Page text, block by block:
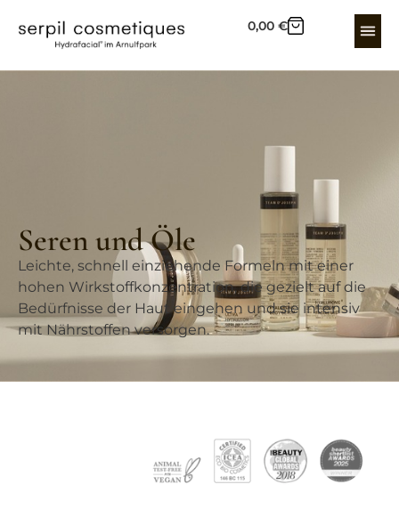
0,00 €
Seren und Öle
Leichte, schnell einziehende Formeln mit einer
hohen Wirkstoffkonzentration, die gezielt auf die
Bedürfnisse der Haut eingehen und sie intensiv
mit Nährstoffen versorgen.